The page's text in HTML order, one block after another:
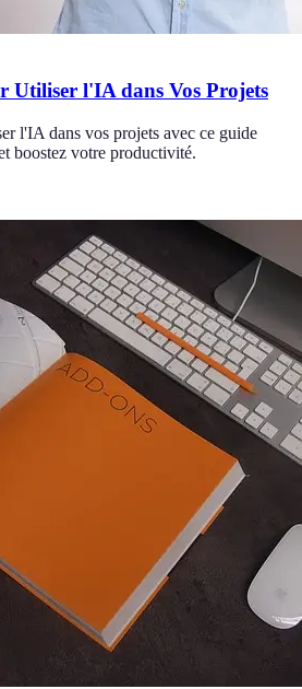
Utiliser l'IA dans Vos Projets
l'IA dans vos projets avec ce guide
boostez votre productivité.